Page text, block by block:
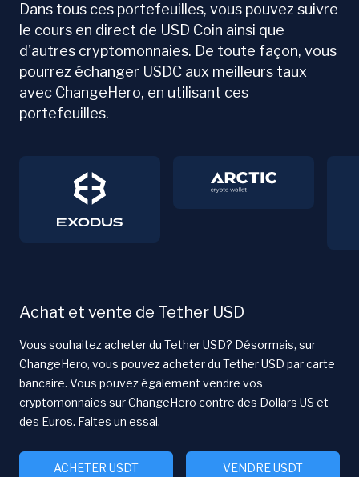
Dans tous ces portefeuilles, vous pouvez suivre
le cours en direct de USD Coin ainsi que
d'autres cryptomonnaies. De toute façon, vous
pourrez échanger USDC aux meilleurs taux
avec ChangeHero, en utilisant ces
portefeuilles.
Achat et vente de Tether USD
Vous souhaitez acheter du Tether USD? Désormais, sur
ChangeHero, vous pouvez acheter du Tether USD par carte
bancaire. Vous pouvez également vendre vos
cryptomonnaies sur ChangeHero contre des Dollars US et
des Euros. Faites un essai.
ACHETER USDT VENDRE USDT